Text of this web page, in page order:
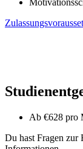
Ab €628 pro
Du hast Fragen zur